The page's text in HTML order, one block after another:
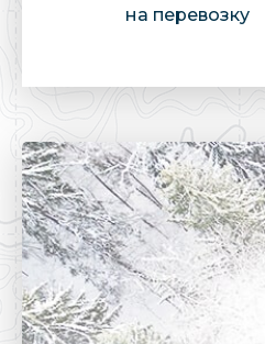
на перевозку